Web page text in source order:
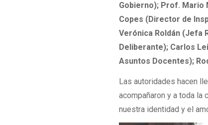
Gobierno); Prof. Mario
Copes (Director de
Verónica Roldán (Jefa
Deliberante); Carlos
Asuntos Docentes);
Las autoridades hacen
acompañaron y a toda
nuestra identidad y el